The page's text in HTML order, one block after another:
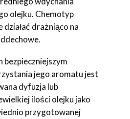
olejku. Chemotyp
drażniąco na
bezpieczniejszym
jego aromatu jest
dyfuzja lub
ilości olejku jako
przygotowanej